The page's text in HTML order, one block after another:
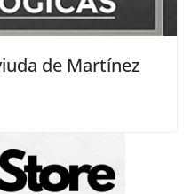
de Martínez